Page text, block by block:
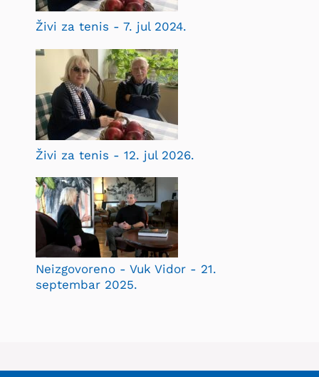
Živi za tenis - 7. jul 2024.
Živi za tenis - 12. jul 2026.
Neizgovoreno - Vuk Vidor - 21.
septembar 2025.